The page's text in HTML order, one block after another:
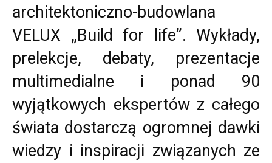
architektoniczno-budowlana
VELUX „Build for life”. Wykłady,
prelekcje, debaty, prezentacje
multimedialne i ponad 90
wyjątkowych ekspertów z całego
świata dostarczą ogromnej dawki
wiedzy i inspiracji związanych ze